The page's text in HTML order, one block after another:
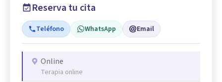
Reserva tu cita
Teléfono WhatsApp Email
Online
Terapia online